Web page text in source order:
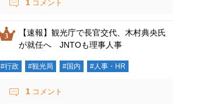
1 コメント
【速報】観光庁で長官交代、木村典央氏
が就任へ JNTOも理事人事
#行政 #観光局 #国内 #人事・HR
1 コメント